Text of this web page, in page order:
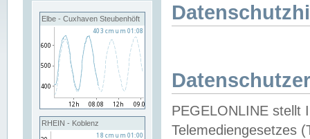
Elbe - Cuxhaven Steubenhöft
RHEIN - Koblenz
PEGELONLINE stellt
Telemediengesetzes